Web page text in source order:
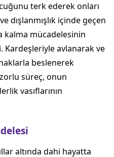
terk ederek onları
dışlanmışlık içinde geçen
kalma mücadelesinin
Kardeşleriyle avlanarak ve
beslenerek
süreç, onun
vasıflarının
altında dahi hayatta